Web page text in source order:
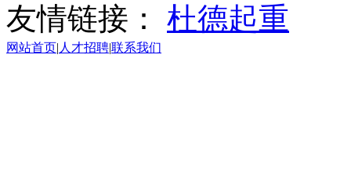
友情链接： 杜德起重
网站首页| 人才招聘|联系我们